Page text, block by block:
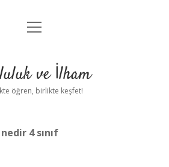
Anasayfa
Yasal Uyarı
menüyü
ve İlham
öğren, birlikte keşfet!
4 sınıf